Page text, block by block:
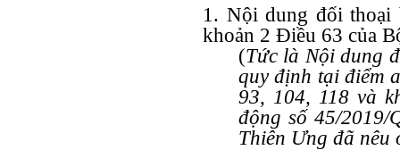
1. Nội dung đối thoại
khoản 2 Điều 63 của
(Tức là Nội dung
quy định tại điểm
93, 104, 118 và
động số 45/2019/
Thiên Ưng đã nêu